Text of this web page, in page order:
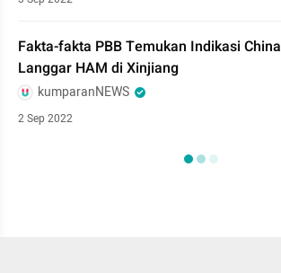
Fakta-fakta PBB Temukan Indikasi China
Langgar HAM di Xinjiang
kumparanNEWS
2 Sep 2022